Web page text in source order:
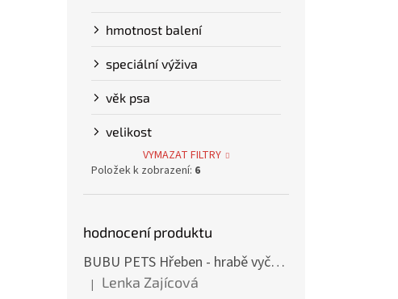
hmotnost balení
speciální výživa
věk psa
velikost
VYMAZAT FILTRY
Položek k zobrazení: 6
hodnocení produktu
BUBU PETS Hřeben - hrabě vyčesávací dvouřadé modré 11x15cm
Hodnocení produktu je 1 z 5 hvězdiček.
| Lenka Zajícová